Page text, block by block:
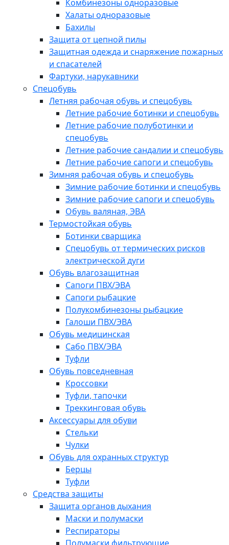
Комбинезоны одноразовые
Халаты одноразовые
Бахилы
Защита от цепной пилы
Защитная одежда и снаряжение пожарных
и спасателей
Фартуки, нарукавники
Спецобувь
Летняя рабочая обувь и спецобувь
Летние рабочие ботинки и спецобувь
Летние рабочие полуботинки и
спецобувь
Летние рабочие сандалии и спецобувь
Летние рабочие сапоги и спецобувь
Зимняя рабочая обувь и спецобувь
Зимние рабочие ботинки и спецобувь
Зимние рабочие сапоги и спецобувь
Обувь валяная, ЭВА
Термостойкая обувь
Ботинки сварщика
Спецобувь от термических рисков
электрической дуги
Обувь влагозащитная
Сапоги ПВХ/ЭВА
Сапоги рыбацкие
Полукомбинезоны рыбацкие
Галоши ПВХ/ЭВА
Обувь медицинская
Сабо ПВХ/ЭВА
Туфли
Обувь повседневная
Кроссовки
Туфли, тапочки
Треккинговая обувь
Аксессуары для обуви
Стельки
Чулки
Обувь для охранных структур
Берцы
Туфли
Средства защиты
Защита органов дыхания
Маски и полумаски
Респираторы